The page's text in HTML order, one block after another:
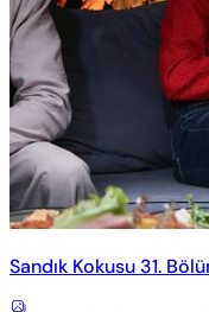
Sandık Kokusu 31.